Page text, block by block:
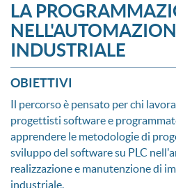
LA
INDUSTRIALE
OBIETTIVI
Il percorso è pensato per chi
progettisti software e
apprendere le metodologie di
sviluppo del software su PLC
realizzazione e manutenzione di
industriale.